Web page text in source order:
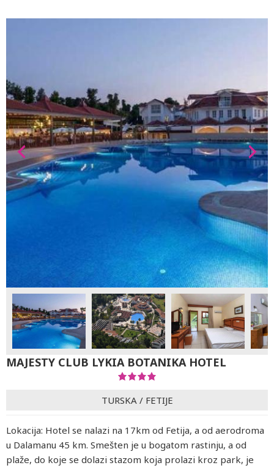
MAJESTY CLUB LYKIA BOTANIKA HOTEL
TURSKA / FETIJE
Lokacija: Hotel se nalazi na 17km od Fetija, a od aerodroma
u Dalamanu 45 km. Smešten je u bogatom rastinju, a od
plaže, do koje se dolazi stazom koja prolazi kroz park, je